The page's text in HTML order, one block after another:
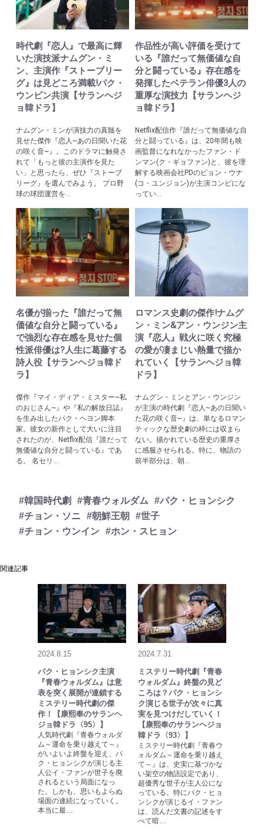
時代劇『恋人』で最高に輝
いた演技派ナムグン・ミ
ン、主演作『ストーブリー
グ』は見どころ満載!パク・
ウンビン共演【サランヘジ
ョ韓ドラ】
ナムグン・ミンが演技力の真髄を
見せた傑作『恋人~あの日聞いた花
の咲く音~』。このドラマに触発さ
れて「もっと彼の主演作を見た
い」と思ったら、ぜひ『ストーブ
リーグ』を選んでみよう。 プロ野
球の球団運営を...
作品性が高い評価を受けて
いる『誰だって無価値な自
分と闘っている』存在感を
発揮したベテラン俳優3人の
重厚な演技力【サランヘジ
ョ韓ドラ】
Netflix配信作『誰だって無価値な自
分と闘っている』は、20年間も映
画監督になれなかったファン・ド
ンマン(ク・ギョファン)と、彼を理
解する映画会社PDのピョン・ウナ
(コ・ユンジョン)が主演コンビにな
ってい...
名優が揃った『誰だって無
価値な自分と闘っている』
で強烈な存在感を見せた個
性派俳優は?人生に葛藤する
詩人役【サランヘジョ韓ド
ラ】
傑作『マイ・ディア・ミスター~私
のおじさん~』や『私の解放日誌』
を生み出したパク・ヘヨン脚本
家。彼女の新作として大いに注目
されたのが、Netflix配信『誰だって
無価値な自分と闘っている』であ
る。 名セリ...
ロマンス史劇の傑作!ナムグ
ン・ミン&アン・ウンジン主
演『恋人』戦火に咲く究極
の愛が凄まじい熱量で描か
れていく【サランヘジョ韓
ドラ】
ナムグン・ミンとアン・ウンジン
が主演の時代劇『恋人~あの日聞い
た花の咲く音~』は、単なるロマン
ティックな歴史劇の枠には収まら
ない。描かれている歴史の重厚さ
に感服させられる。特に、物語の
前半部分は、朝...
#韓国時代劇 #青春ウォルダム
#パク・ヒョンシク
#チョン・ソニ
#朝鮮王朝
#世子
#チョン・ウンイン #ホン・スヒョン
関連記事
2024.8.15
パク・ヒョンシク主演
『青春ウォルダム』は意
表を突く展開が連鎖する
ミステリー時代劇の傑
作！【康熙奉のサランヘ
ジョ韓ドラ〈95〉】
人気時代劇『青春ウォルダ
ム～運命を乗り越えて～』
がいよいよ終盤を迎え、パ
ク・ヒョンシクが演じる主
人公イ・ファンが世子を廃
されるという局面になっ
た。しかも、思いもよらぬ
場面の連続になっていく。
本当に最…
2024.7.31
ミステリー時代劇『青春
ウォルダム』終盤の見ど
ころは？パク・ヒョンシ
ク演じる世子が次々に真
実を見つけだしていく！
【康熙奉のサランヘジョ
韓ドラ〈93〉】
ミステリー時代劇『青春ウ
ォルダム～運命を乗り越え
て～』は、史実に基づかな
い架空の物語設定であり、
超優秀な世子が主人公にな
っている。特にパク・ヒョ
ンシクが演じるイ・ファン
は、読んだ文書の記述をす
べて暗…